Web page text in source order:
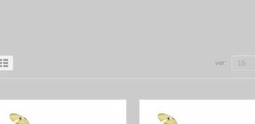
ver: 15